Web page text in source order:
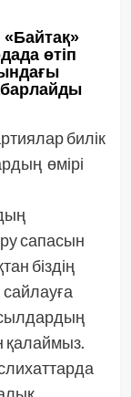
өтіп
билік
өмірі
сапасын
біздің
қалаймыз.